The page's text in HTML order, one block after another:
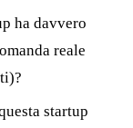
ha davvero
reale
startup